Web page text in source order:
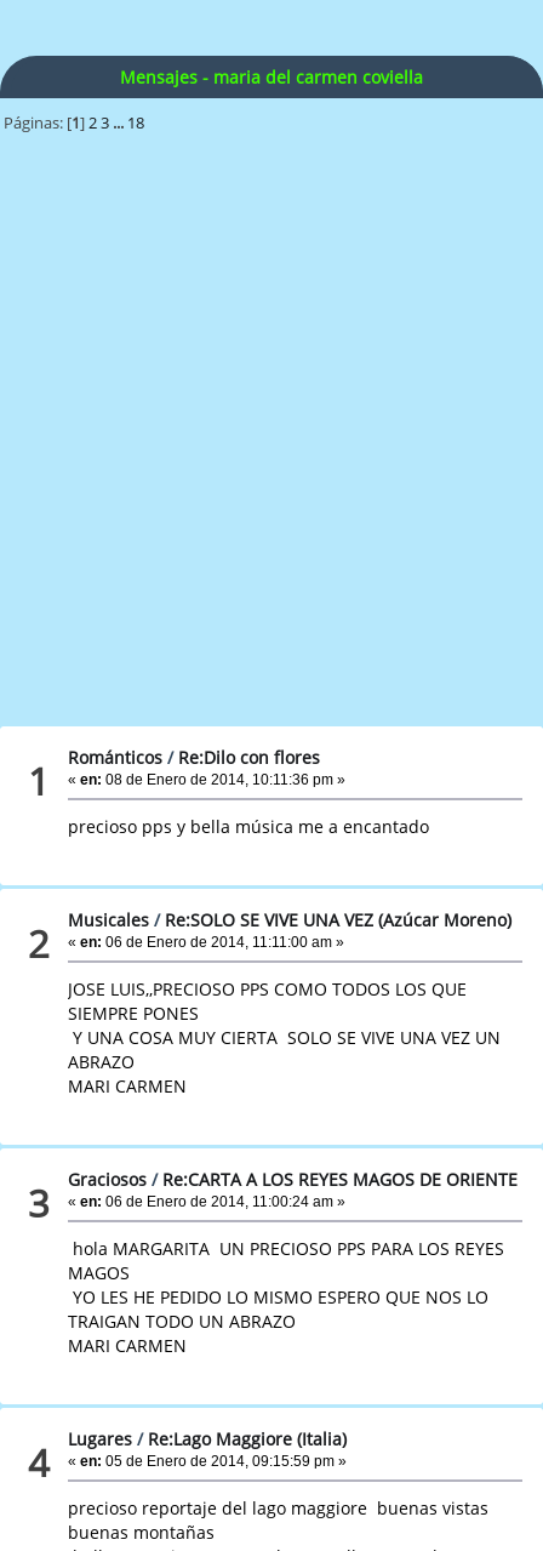
Mensajes - maria del carmen coviella
Páginas: [1]2 3 ... 18
1 Románticos / Re:Dilo con flores
«en: 08 de Enero de 2014, 10:11:36 pm »
precioso pps y bella música me a encantado
2 Musicales / Re:SOLO SE VIVE UNA VEZ (Azúcar Moreno)
«en: 06 de Enero de 2014, 11:11:00 am »
JOSE LUIS,,PRECIOSO PPS COMO TODOS LOS QUE
SIEMPRE PONES
Y UNA COSA MUY CIERTA SOLO SE VIVE UNA VEZ UN
ABRAZO
MARI CARMEN
3 Graciosos / Re:CARTA A LOS REYES MAGOS DE ORIENTE
«en: 06 de Enero de 2014, 11:00:24 am »
hola MARGARITA UN PRECIOSO PPS PARA LOS REYES
MAGOS
YO LES HE PEDIDO LO MISMO ESPERO QUE NOS LO
TRAIGAN TODO UN ABRAZO
MARI CARMEN
4 Lugares / Re:Lago Maggiore (Italia)
«en: 05 de Enero de 2014, 09:15:59 pm »
precioso reportaje del lago maggiore buenas vistas
buenas montañas